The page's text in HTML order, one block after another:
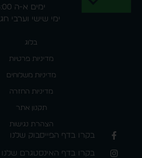
ימים א-ה 16:00 – 8:00
ימי שישי וערבי חג 12:00 – 8:00
בלוג
מדיניות פרטיות
מדיניות משלוחים
מדיניות החזרה
תקנון אתר
הצהרת נגישות
בקרו בדף הפייסבוק שלנו
בקרו בדף האינסטגרם שלנו